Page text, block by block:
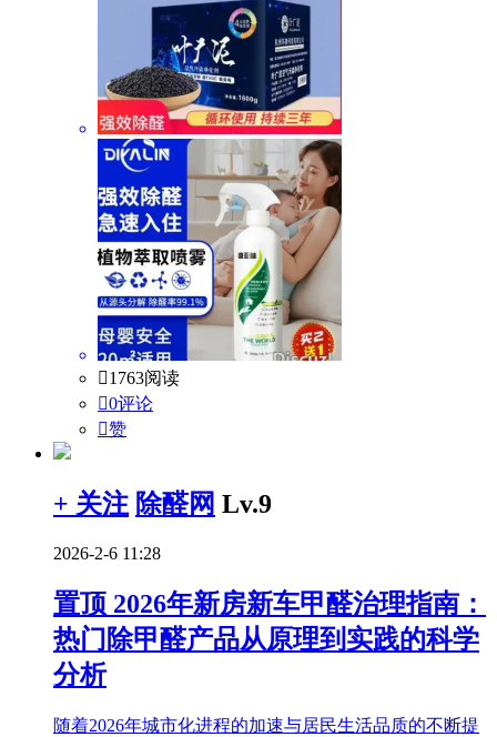
1763阅读
0评论
赞
+ 关注 除醛网 Lv.9
2026-2-6 11:28
置顶 2026年新房新车甲醛治理指南：
热门除甲醛产品从原理到实践的科学
分析
随着2026年城市化进程的加速与居民生活品质的不断提